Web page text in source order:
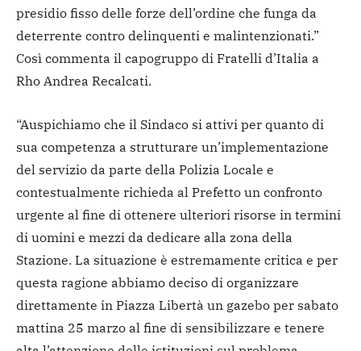
presidio fisso delle forze dell’ordine che funga da
deterrente contro delinquenti e malintenzionati.”
Così commenta il capogruppo di Fratelli d’Italia a
Rho Andrea Recalcati.
“Auspichiamo che il Sindaco si attivi per quanto di
sua competenza a strutturare un’implementazione
del servizio da parte della Polizia Locale e
contestualmente richieda al Prefetto un confronto
urgente al fine di ottenere ulteriori risorse in termini
di uomini e mezzi da dedicare alla zona della
Stazione. La situazione è estremamente critica e per
questa ragione abbiamo deciso di organizzare
direttamente in Piazza Libertà un gazebo per sabato
mattina 25 marzo al fine di sensibilizzare e tenere